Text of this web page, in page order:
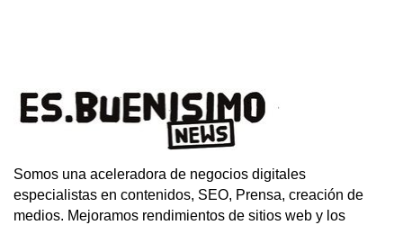
Somos una aceleradora de negocios digitales
especialistas en contenidos, SEO, Prensa, creación de
medios. Mejoramos rendimientos de sitios web y los